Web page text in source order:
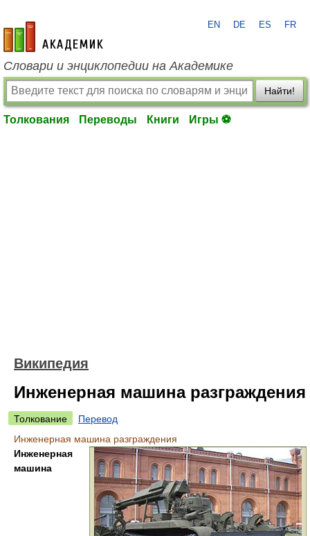
academic.ru
EN DE ES FR
Словари и энциклопедии на Академике
Найти!
Толкования Переводы Книги Игры ⚽
Википедия
Инженерная машина разграждения
Толкование
Перевод
Инженерная машина разграждения
Инженерная
машина